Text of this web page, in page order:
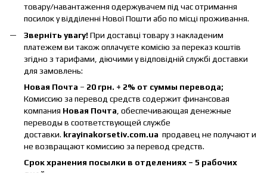
товару/навантаження одержувачем під час отримання
посилок у відділенні Нової Пошти або по місці проживання.
Зверніть увагу!При доставці товару з накладеним
платежем ви також оплачуєте комісію за переказ коштів
згідно з тарифами, діючими у відповідній службі доставки
для замовлень:
Новая Почта – 20 грн. + 2% от суммы перевода;
Комиссию за перевод средств содержит финансовая
компания Новая Почта , обеспечивающая денежные
переводы в соответствующей службе
доставки. krayinakorsetiv.com.ua продавец не получают и
не возвращают комиссию за перевод средств.
Срок хранения посылки в отделениях – 5 рабочих